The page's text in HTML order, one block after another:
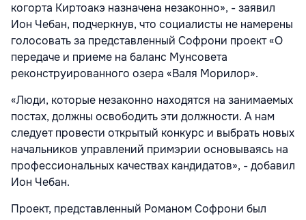
когорта Киртоакэ назначена незаконно», - заявил
Ион Чебан, подчеркнув, что социалисты не намерены
голосовать за представленный Софрони проект «О
передаче и приеме на баланс Мунсовета
реконструированного озера «Валя Морилор».
«Люди, которые незаконно находятся на занимаемых
постах, должны освободить эти должности. А нам
следует провести открытый конкурс и выбрать новых
начальников управлений примэрии основываясь на
профессиональных качествах кандидатов», - добавил
Ион Чебан.
Проект, представленный Романом Софрони был